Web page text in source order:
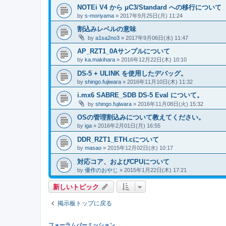
NOTEi V4 から μC3/Standard への移行について
by s-moriyama » 2017年9月25日(月) 11:24
割込みレベルの意味
by a1sa2no3 » 2017年9月06日(水) 11:47
AP_RZT1_0Aサンプルについて
by ka.makihara » 2016年12月22日(木) 10:10
DS-5 + ULINK を使用したデバッグ。
by shingo.fujiwara » 2016年11月10日(木) 11:32
i.mx6 SABRE_SDB DS-5 Eval について。
by shingo.fujiwara » 2016年11月08日(火) 15:32
OSの管理割込みについて教えてください。
by iga » 2016年2月01日(月) 16:55
DDR_RZT1_ETH.cについて
by masao » 2015年12月02日(水) 10:17
対応コア、およびCPUについて
by 優作のおやじ » 2015年1月22日(木) 17:21
新しいトピック
掲示板トップに戻る
フォーラムパーミッション